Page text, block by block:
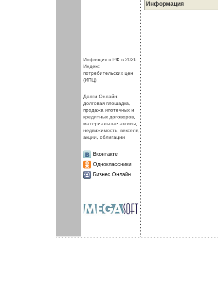
Информация
.Инфляция в РФ в 2026
Индекс
потребительских цен
(ИПЦ)
Долги Онлайн:
долговая площадка,
продажа ипотечных и
кредитных договоров,
материальные активы,
недвижимость, векселя,
акции, облигации
Вконтакте
Одноклассники
Бизнес Онлайн
.